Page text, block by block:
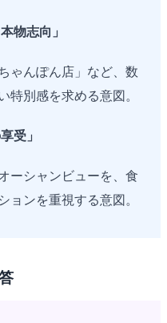
物志向」
ゃんぽん店」など、数
特別感を求める意図。
受」
ーシャンビューを、食
ョンを重視する意図。